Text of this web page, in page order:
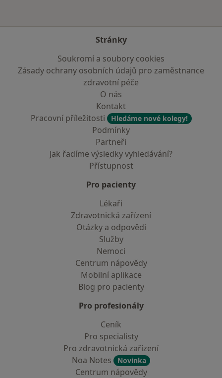
Stránky
Soukromí a soubory cookies
Zásady ochrany osobních údajů pro zaměstnance
zdravotní péče
O nás
Kontakt
Pracovní příležitosti
Hledáme nové kolegy!
Podmínky
Partneři
Jak řadíme výsledky vyhledávání?
Přístupnost
Pro pacienty
Lékaři
Zdravotnická zařízení
Otázky a odpovědi
Služby
Nemoci
Centrum nápovědy
Mobilní aplikace
Blog pro pacienty
Pro profesionály
Ceník
Pro specialisty
Pro zdravotnická zařízení
Noa Notes
Novinka
Centrum nápovědy